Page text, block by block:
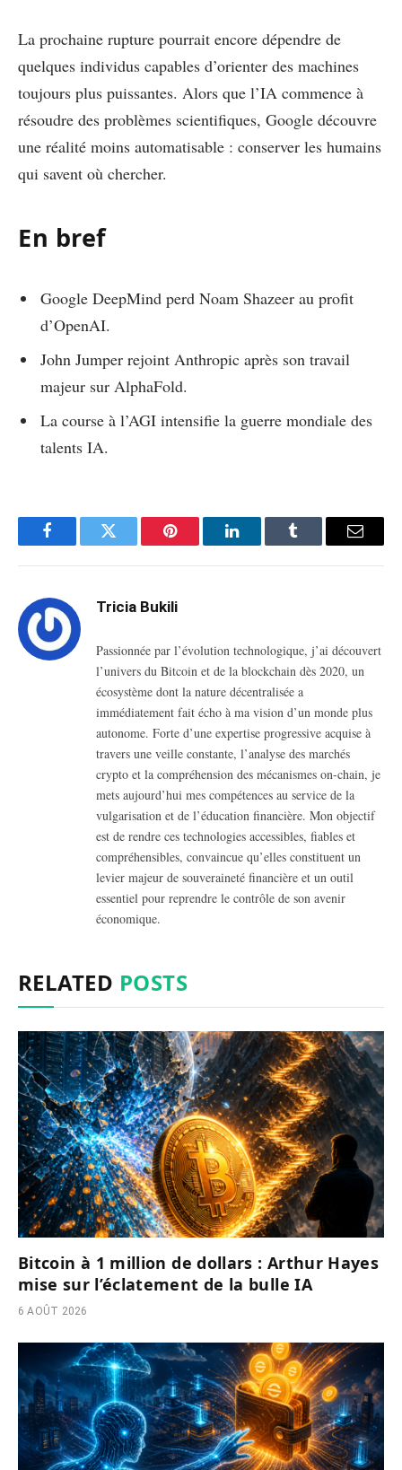
La prochaine rupture pourrait encore dépendre de
quelques individus capables d’orienter des machines
toujours plus puissantes. Alors que l’IA commence à
résoudre des problèmes scientifiques, Google découvre
une réalité moins automatisable : conserver les humains
qui savent où chercher.
En bref
Google DeepMind perd Noam Shazeer au profit
d’OpenAI.
John Jumper rejoint Anthropic après son travail
majeur sur AlphaFold.
La course à l’AGI intensifie la guerre mondiale des
talents IA.
FacebookTwitter Pinterest LinkedInTumblr Email
Tricia Bukili
Passionnée par l’évolution technologique, j’ai découvert
l’univers du Bitcoin et de la blockchain dès 2020, un
écosystème dont la nature décentralisée a
immédiatement fait écho à ma vision d’un monde plus
autonome. Forte d’une expertise progressive acquise à
travers une veille constante, l’analyse des marchés
crypto et la compréhension des mécanismes on-chain, je
mets aujourd’hui mes compétences au service de la
vulgarisation et de l’éducation financière. Mon objectif
est de rendre ces technologies accessibles, fiables et
compréhensibles, convaincue qu’elles constituent un
levier majeur de souveraineté financière et un outil
essentiel pour reprendre le contrôle de son avenir
économique.
RELATED POSTS
Bitcoin à 1 million de dollars : Arthur Hayes
mise sur l’éclatement de la bulle IA
6 AOÛT 2026